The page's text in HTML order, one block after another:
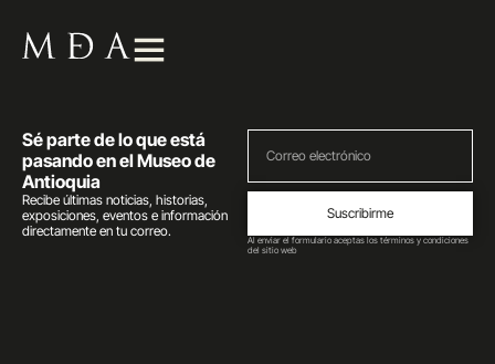
Sé parte de lo que está
pasando en el Museo de
Antioquia
Recibe últimas noticias, historias,
exposiciones, eventos e información
directamente en tu correo.
Suscribirme
Al enviar el formulario aceptas los términos y condiciones
del sitio web